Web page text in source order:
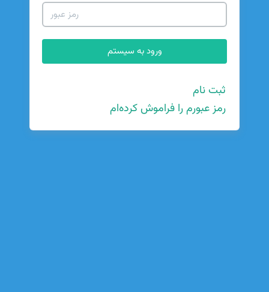
ثبت نام
رمز عبورم را فراموش کرده‌ام